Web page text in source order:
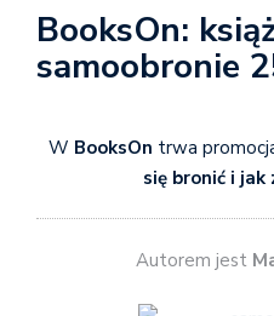
BooksOn:
samoobronie
W BooksOn trwa
się bronić i jak
Autorem jest